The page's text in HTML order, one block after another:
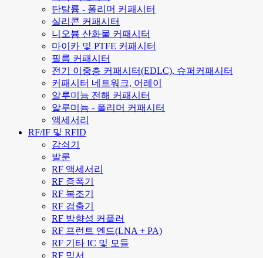
탄탈륨 - 폴리머 커패시터
실리콘 커패시터
니오븀 산화물 커패시터
마이카 및 PTFE 커패시터
필름 커패시터
전기 이중층 커패시터(EDLC), 슈퍼커패시터
커패시터 네트워크, 어레이
알루미늄 전해 커패시터
알루미늄 - 폴리머 커패시터
액세서리
RF/IF 및 RFID
감쇠기
발룬
RF 액세서리
RF 증폭기
RF 복조기
RF 검출기
RF 방향성 커플러
RF 프런트 엔드(LNA + PA)
RF 기타 IC 및 모듈
RF 믹서